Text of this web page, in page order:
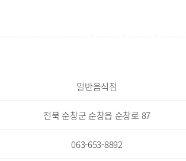
일반음식점
전북 순창군 순창읍 순창로 87
063-653-8892